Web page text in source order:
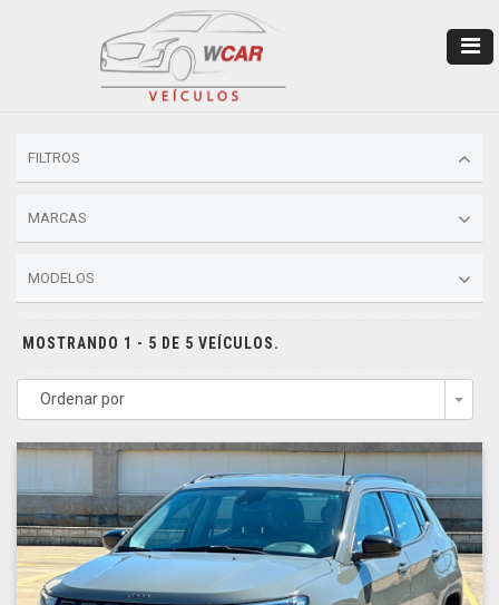
FILTROS
MARCAS
MODELOS
MOSTRANDO 1 - 5 DE 5 VEÍCULOS.
Ordenar por